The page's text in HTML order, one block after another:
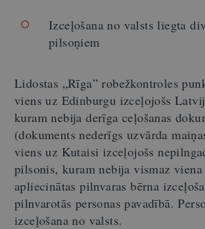
Izceļošana no valsts liegta
pilsoņiem
Lidostas „Rīga” robežkontroles
viens uz Edinburgu izceļojošs
kuram nebija derīga ceļošanas
(dokuments nederīgs uzvārda
viens uz Kutaisi izceļojošs
pilsonis, kuram nebijavismaz
apliecinātas pilnvaras bērna
pilnvarotās personas pavadībā.
izceļošana no valsts.